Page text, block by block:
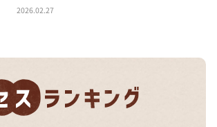
トークバラエティ！～ やすとものいたっ
Z塚田×福井アナ「なんでやねん！？」
り）
～きょうの献立 何にする？～
2026.02.27